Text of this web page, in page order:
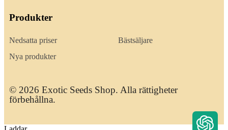
Produkter
Nedsatta priser
Nya produkter
Bästsäljare
© 2026 Exotic Seeds Shop. Alla rättigheter
förbehållna.